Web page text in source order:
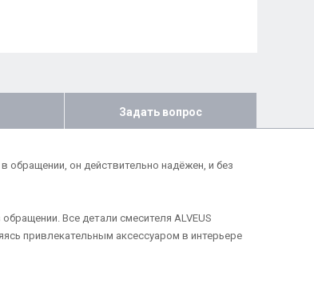
Задать вопрос
обращении, он действительно надёжен, и без
Все детали смесителя ALVEUS
привлекательным аксессуаром в интерьере